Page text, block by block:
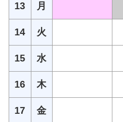
13 月
14 火
15 水
16 木
17 金